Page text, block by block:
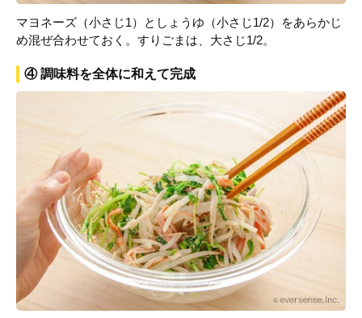
マヨネーズ（小さじ1）としょうゆ（小さじ1/2）をあらかじ
め混ぜ合わせておく。すりごまは、大さじ1/2。
④ 調味料を全体に和えて完成